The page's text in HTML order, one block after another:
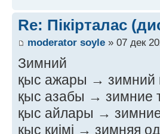
Re: Пікірталас
moderator soyle » 07 дек
Зимний
қыс ажары → зимний
қыс азабы → зимние
қыс айлары →
қыс киімі → зимняя